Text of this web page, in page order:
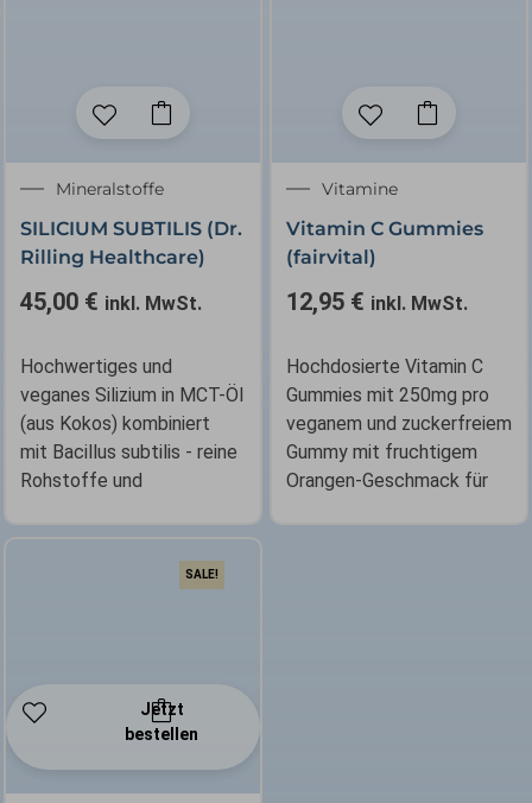
Mineralstoffe
SILICIUM SUBTILIS (Dr.
Rilling Healthcare)
45,00 € inkl. MwSt.
Hochwertiges und
veganes Silizium in MCT-Öl
(aus Kokos) kombiniert
mit Bacillus subtilis - reine
Rohstoffe und
Vitamine
Vitamin C Gummies
(fairvital)
12,95 € inkl. MwSt.
Hochdosierte Vitamin C
Gummies mit 250mg pro
veganem und zuckerfreiem
Gummy mit fruchtigem
Orangen-Geschmack für
SALE!
Jetzt
bestellen